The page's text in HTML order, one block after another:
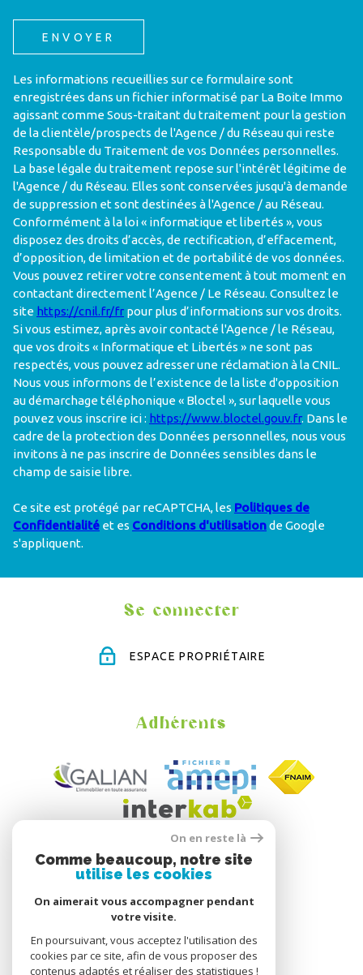
ENVOYER
Les informations recueillies sur ce formulaire sont
enregistrées dans un fichier informatisé par La Boite Immo
agissant comme Sous-traitant du traitement pour la gestion
de la clientèle/prospects de l'Agence / du Réseau qui reste
Responsable du Traitement de vos Données personnelles.
La base légale du traitement repose sur l'intérêt légitime de
l'Agence / du Réseau. Elles sont conservées jusqu'à demande
de suppression et sont destinées à l'Agence / au Réseau.
Conformément à la loi « informatique et libertés », vous
disposez des droits d’accès, de rectification, d’effacement,
d’opposition, de limitation et de portabilité de vos données.
Vous pouvez retirer votre consentement à tout moment en
contactant directement l’Agence / Le Réseau. Consultez le
site https://cnil.fr/fr pour plus d’informations sur vos droits.
Si vous estimez, après avoir contacté l'Agence / le Réseau,
que vos droits « Informatique et Libertés » ne sont pas
respectés, vous pouvez adresser une réclamation à la CNIL.
Nous vous informons de l’existence de la liste d'opposition
au démarchage téléphonique « Bloctel », sur laquelle vous
pouvez vous inscrire ici : https://www.bloctel.gouv.fr. Dans le
cadre de la protection des Données personnelles, nous vous
invitons à ne pas inscrire de Données sensibles dans le
champ de saisie libre.
Ce site est protégé par reCAPTCHA, les Politiques de
Confidentialité et es Conditions d'utilisationde Google
s'appliquent.
Se connecter
ESPACE PROPRIÉTAIRE
Adhérents
On en reste là
Comme beaucoup, notre site
utilise les cookies
On aimerait vous accompagner pendant
votre visite.
En poursuivant, vous acceptez l'utilisation des
cookies par ce site, afin de vous proposer des
contenus adaptés et réaliser des statistiques !